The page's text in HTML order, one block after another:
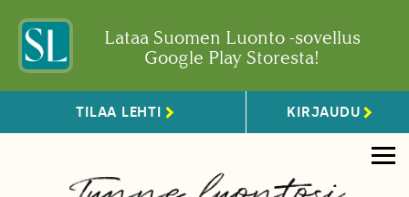
Lataa Suomen Luonto -sovellus
Google Play Storesta!
TILAA LEHTI KIRJAUDU